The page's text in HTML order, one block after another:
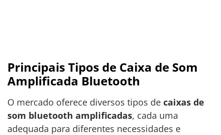
Principais Tipos de Caixa de Som
Amplificada Bluetooth
O mercado oferece diversos tipos de caixas de
som bluetooth amplificadas, cada uma
adequada para diferentes necessidades e